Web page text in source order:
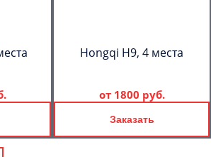
Hongqi H9, 4 места
от 1800 руб.
Заказать